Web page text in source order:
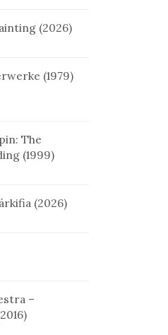
(2026)
(1979)
The
(1999)
(2026)
–